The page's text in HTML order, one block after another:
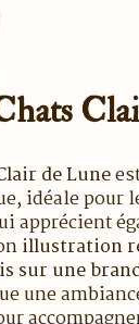
de Lune
idéale pour
apprécient
illustration
sur une
une